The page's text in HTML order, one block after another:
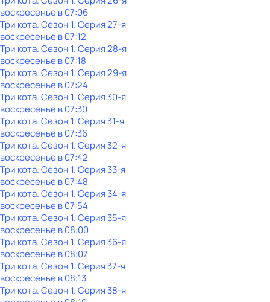
воскресенье в07:06
Три кота. Сезон 1. Серия 27-я
воскресенье в07:12
Три кота. Сезон 1. Серия 28-я
воскресенье в07:18
Три кота. Сезон 1. Серия 29-я
воскресенье в07:24
Три кота. Сезон 1. Серия 30-я
воскресенье в07:30
Три кота. Сезон 1. Серия 31-я
воскресенье в07:36
Три кота. Сезон 1. Серия 32-я
воскресенье в07:42
Три кота. Сезон 1. Серия 33-я
воскресенье в07:48
Три кота. Сезон 1. Серия 34-я
воскресенье в07:54
Три кота. Сезон 1. Серия 35-я
воскресенье в08:00
Три кота. Сезон 1. Серия 36-я
воскресенье в08:07
Три кота. Сезон 1. Серия 37-я
воскресенье в08:13
Три кота. Сезон 1. Серия 38-я